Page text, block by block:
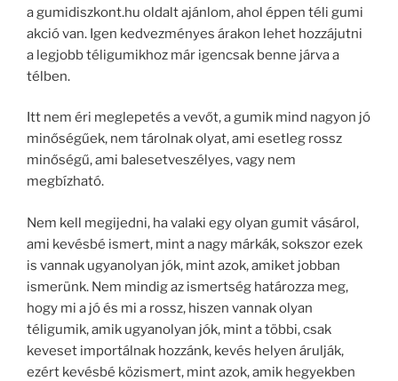
a gumidiszkont.hu oldalt ajánlom, ahol éppen téli gumi
akció van. Igen kedvezményes árakon lehet hozzájutni
a legjobb téligumikhoz már igencsak benne járva a
télben.
Itt nem éri meglepetés a vevőt, a gumik mind nagyon jó
minőségűek, nem tárolnak olyat, ami esetleg rossz
minőségű, ami balesetveszélyes, vagy nem
megbízható.
Nem kell megijedni, ha valaki egy olyan gumit vásárol,
ami kevésbé ismert, mint a nagy márkák, sokszor ezek
is vannak ugyanolyan jók, mint azok, amiket jobban
ismerünk. Nem mindig az ismertség határozza meg,
hogy mi a jó és mi a rossz, hiszen vannak olyan
téligumik, amik ugyanolyan jók, mint a többi, csak
keveset importálnak hozzánk, kevés helyen árulják,
ezért kevésbé közismert, mint azok, amik hegyekben